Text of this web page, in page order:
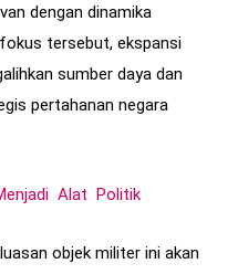
dengan dinamika
tersebut, ekspansi
sumber daya dan
pertahanan negara
Alat Politik
objek militer ini akan